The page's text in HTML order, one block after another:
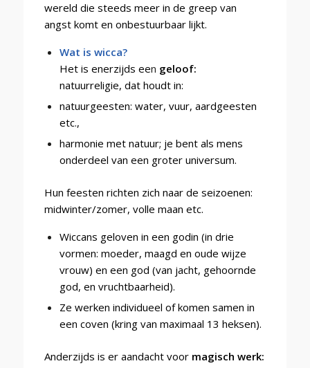
wereld die steeds meer in de greep van
angst komt en onbestuurbaar lijkt.
Wat is wicca?
Het is enerzijds een geloof:
natuurreligie, dat houdt in:
natuurgeesten: water, vuur, aardgeesten
etc.,
harmonie met natuur; je bent als mens
onderdeel van een groter universum.
Hun feesten richten zich naar de seizoenen:
midwinter/zomer, volle maan etc.
Wiccans geloven in een godin (in drie
vormen: moeder, maagd en oude wijze
vrouw) en een god (van jacht, gehoornde
god, en vruchtbaarheid).
Ze werken individueel of komen samen in
een coven (kring van maximaal 13 heksen).
Anderzijds is er aandacht voor magisch werk: